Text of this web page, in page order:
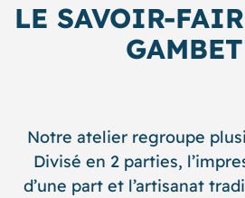
LE SAVOIR-
Notre atelier regroupe
Divisé en 2 parties,
d’une part et l’artisanat